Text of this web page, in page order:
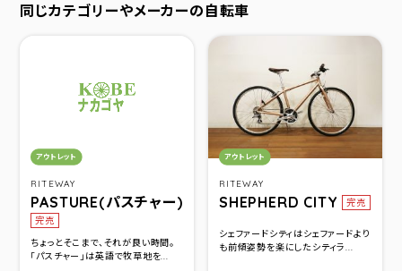
同じカテゴリーやメーカーの自転車
RITEWAY
PASTURE(パスチャー)
完売
カテゴリ：
アウトレット
ちょっとそこまで、それが良い時間。
「パスチャー」は英語で牧草地を...
RITEWAY
SHEPHERD CITY 完売
カテゴリ：
アウトレット
シェファードシティはシェファードより
も前傾姿勢を楽にしたシティラ...